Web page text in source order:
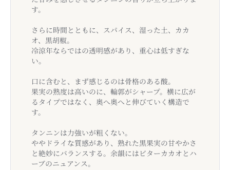
す。
さらに時間とともに、スパイス、湿った土、カカ
オ、黒胡椒。
冷涼年ならではの透明感があり、重心は低すぎな
い。
口に含むと、まず感じるのは骨格のある酸。
果実の熟度は高いのに、輪郭がシャープ。横に広が
るタイプではなく、奥へ奥へと伸びていく構造で
す。
タンニンは力強いが粗くない。
ややドライな質感があり、熟れた黒果実の甘やかさ
と絶妙にバランスする。余韻にはビターカカオとハ
ーブのニュアンス。